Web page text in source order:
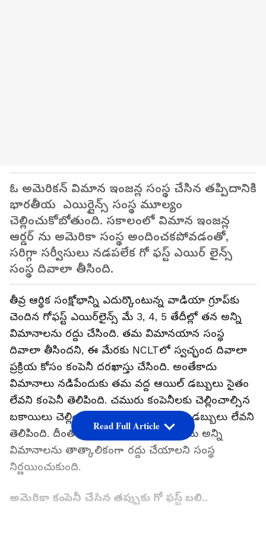
ఓ అమెరికన్ విమాన ఇంజన్ల సంస్థ చేసిన తప్పిదానికి
భారతీయ ఎయిర్లైన్స్ సంస్థ మూల్యం
చెల్లించుకోబోతుంది. సకాలంలో విమాన ఇంజన్ల
ఆర్డర్ ను అమెరికా సంస్థ అందించకపోవడంతో,
సరిగ్గా సర్వీసులు నడపలేక గో ఫస్ట్ ఎయిర్ లైన్స్
సంస్థ దివాలా తీసింది.
తీవ్ర ఆర్థిక సంక్షోభాన్ని ఎదుర్కొంటున్న వాడియా గ్రూప్‌కు
చెందిన గోఫస్ట్ ఎయిర్‌లైన్స్ మే 3, 4, 5 తేదీల్లో తన అన్ని
విమానాలను రద్దు చేసింది. తమ విమానయాన సంస్థ
దివాలా తీసిందని, ఈ మేరకు NCLTలో స్వచ్ఛంద దివాలా
ప్రక్రియ కోసం కంపెనీ దరఖాస్తు చేసింది. అంతేకాదు
విమానాలు నడిపేందుకు తమ వద్ద ఆయిల్ డబ్బులు సైతం
లేవని కంపెనీ తెలిపింది. చమురు కంపెనీలకు చెల్లించాల్సిన
బకాయిలు చెల్లించేందుకు సైతం కంపెనీ వద్ద డబ్బులు లేవని
తెలిపింది. దీంతో ఈ నెల 3, 4, 5 తేదీల్లో తమ అన్ని
విమానాలను తాత్కాలికంగా రద్దు చేయాలని సంస్థ
నిర్ణయించుకుంది.
అమెరికా కంపెనీ చేసిన తప్పుకు గో ఫస్ట్ బలి..
Read Full Article